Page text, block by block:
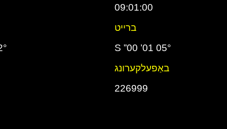
09:01:00
ברייט
05° 01’ 00” S
E
באַפעלקערונג
226999